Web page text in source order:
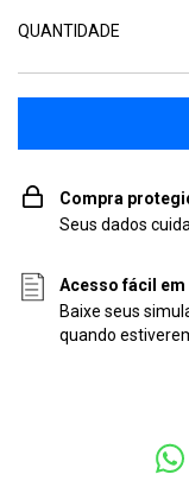
QUANTIDADE
Compra
Seus dados
Acesso fácil em
Baixe seus
quando